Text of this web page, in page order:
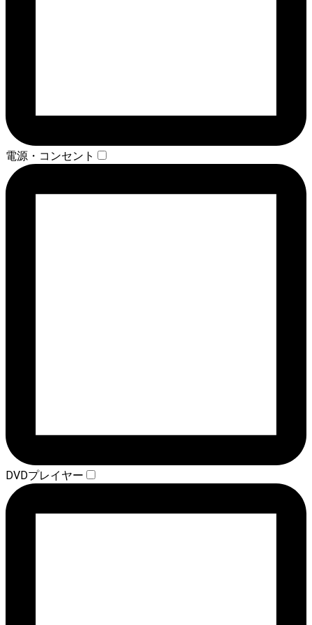
電源・コンセント
DVDプレイヤー